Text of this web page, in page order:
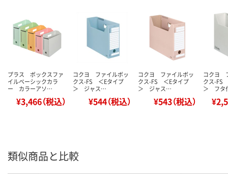
プラス ボックスファ
イルベーシックカラ
ー カラーアソ…
¥3,466（税込）
コクヨ ファイルボッ
クス-FS ＜Eタイプ
＞ ジャス…
¥544（税込）
コクヨ ファイルボッ
クス-FS ＜Eタイプ
＞ ジャス…
¥543（税込）
コクヨ
クス-FS
＞ フタ
類似商品と比較